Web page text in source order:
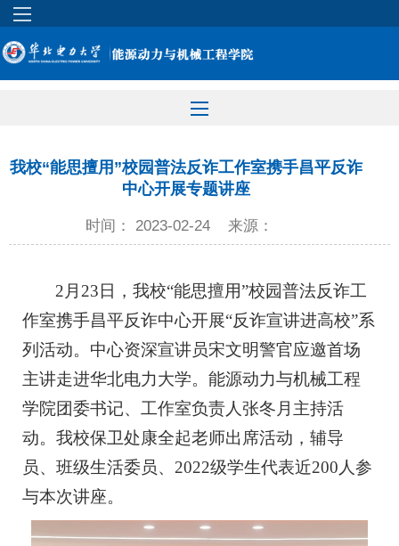
我校“能思擅用”校园普法反诈工作室携手昌平反诈
中心开展专题讲座
时间： 2023-02-24 来源：
2月23日，我校“能思擅用”校园普法反诈工
作室携手昌平反诈中心开展“反诈宣讲进高校”系
列活动。中心资深宣讲员宋文明警官应邀首场
主讲走进华北电力大学。能源动力与机械工程
学院团委书记、工作室负责人张冬月主持活
动。我校保卫处康全起老师出席活动，辅导
员、班级生活委员、2022级学生代表近200人参
与本次讲座。